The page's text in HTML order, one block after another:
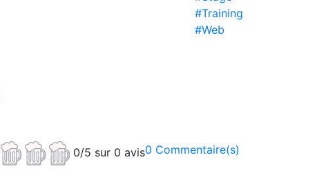
#Training
#Web
0 Commentaire(s)
0/5 sur 0 avis